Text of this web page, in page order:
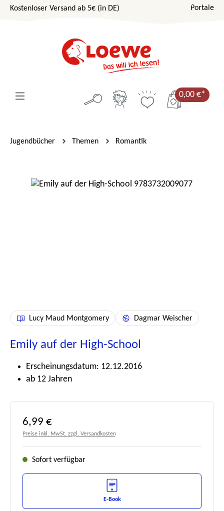
Zum Hauptinhalt springen
Kostenloser Versand ab 5€ (in DE) Portale
0,00 €*
Jugendbücher Themen Romantik
Bildergalerie überspringen
Lucy Maud Montgomery Dagmar Weischer
Emily auf der High-School
Erscheinungsdatum: 12.12.2016
ab 12 Jahren
Regulärer Preis:
6,99 €
Preise inkl. MwSt. zzgl. Versandkosten
Sofort verfügbar
E-Book